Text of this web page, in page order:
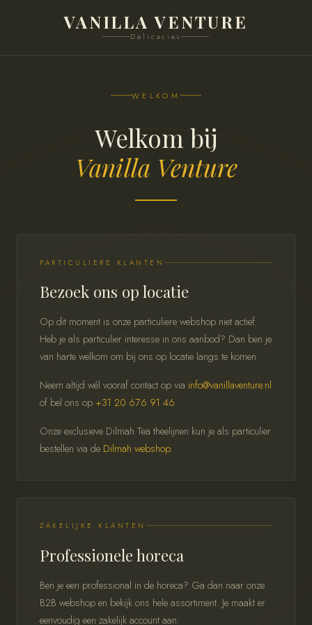
VANILLA VENTURE
Delicacies
WELKOM
Welkom bij
Vanilla Venture
PARTICULIERE KLANTEN
Bezoek ons op locatie
Op dit moment is onze particuliere webshop niet actief.
Heb je als particulier interesse in ons aanbod? Dan ben je
van harte welkom om bij ons op locatie langs te komen.
Neem altijd wél vooraf contact op via info@vanillaventure.nl
of bel ons op +31 20 676 91 46.
Onze exclusieve Dilmah Tea theelijnen kun je als particulier
bestellen via de Dilmah webshop.
ZAKELIJKE KLANTEN
Professionele horeca
Ben je een professional in de horeca? Ga dan naar onze
B2B webshop en bekijk ons hele assortiment. Je maakt er
eenvoudig een zakelijk account aan.